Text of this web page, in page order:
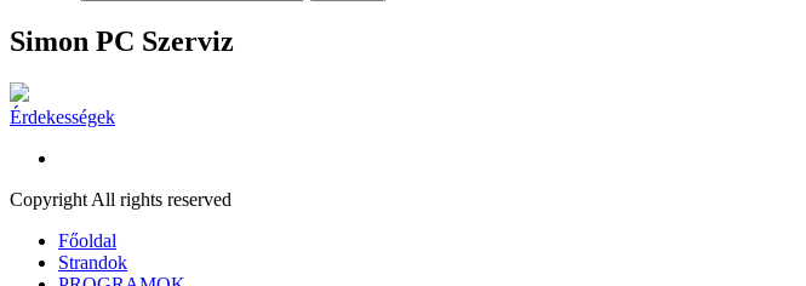
Simon PC Szerviz
Érdekességek
Copyright All rights reserved
Főoldal
Strandok